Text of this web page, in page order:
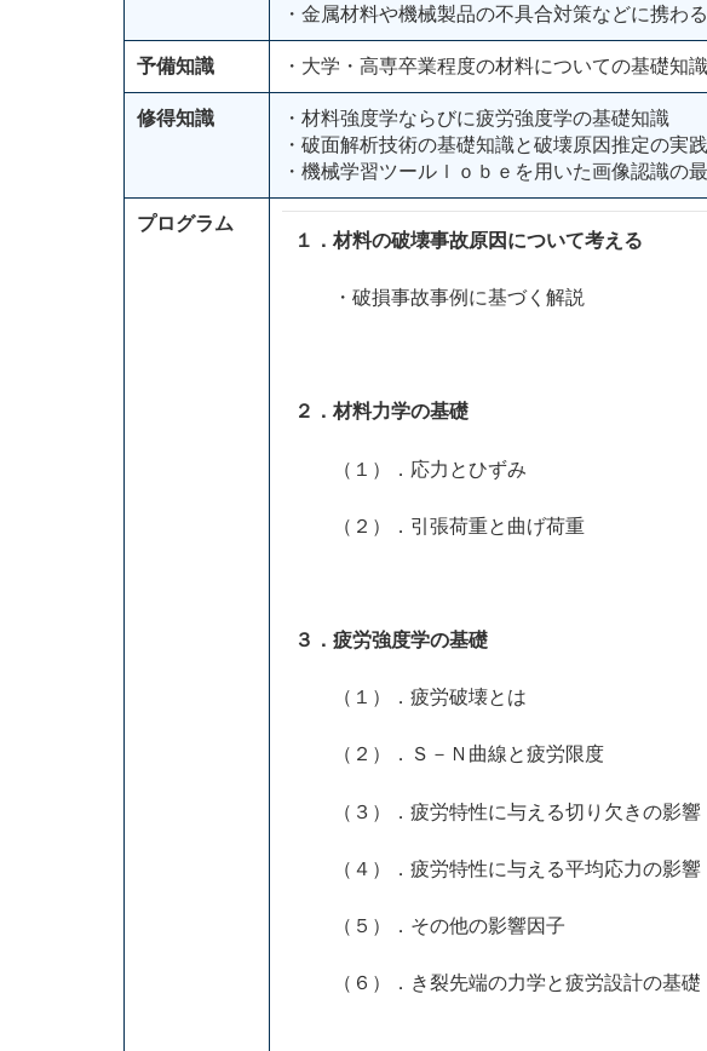
・金属材料や機械製品の不具合対策などに携わ
予備知識 ・大学・高専卒業程度の材料についての基礎知
修得知識
・材料強度学ならびに疲労強度学の基礎知識
・破面解析技術の基礎知識と破壊原因推定の実
・機械学習ツールｌｏｂｅを用いた画像認識の
プログラム
１．材料の破壊事故原因について考える
・破損事故事例に基づく解説
２．材料力学の基礎
（１）．応力とひずみ
（２）．引張荷重と曲げ荷重
３．疲労強度学の基礎
（１）．疲労破壊とは
（２）．Ｓ－Ｎ曲線と疲労限度
（３）．疲労特性に与える切り欠きの影響
（４）．疲労特性に与える平均応力の影響
（５）．その他の影響因子
（６）．き裂先端の力学と疲労設計の基礎